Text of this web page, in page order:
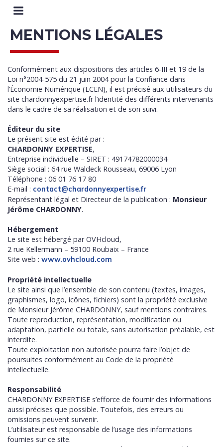
MENTIONS LÉGALES
Conformément aux dispositions des articles 6-III et 19 de la
Loi n°2004-575 du 21 juin 2004 pour la Confiance dans
l’Économie Numérique (LCEN), il est précisé aux utilisateurs du
site chardonnyexpertise.fr l’identité des différents intervenants
dans le cadre de sa réalisation et de son suivi.
Éditeur du site
Le présent site est édité par :
CHARDONNY EXPERTISE,
Entreprise individuelle – SIRET : 49174782000034
Siège social : 64 rue Waldeck Rousseau, 69006 Lyon
Téléphone : 06 01 76 17 80
E-mail : contact@chardonnyexpertise.fr
Représentant légal et Directeur de la publication : Monsieur
Jérôme CHARDONNY.
Hébergement
Le site est hébergé par OVHcloud,
2 rue Kellermann – 59100 Roubaix – France
Site web : www.ovhcloud.com
Propriété intellectuelle
Le site ainsi que l’ensemble de son contenu (textes, images,
graphismes, logo, icônes, fichiers) sont la propriété exclusive
de Monsieur Jérôme CHARDONNY, sauf mentions contraires.
Toute reproduction, représentation, modification ou
adaptation, partielle ou totale, sans autorisation préalable, est
interdite.
Toute exploitation non autorisée pourra faire l’objet de
poursuites conformément au Code de la propriété
intellectuelle.
Responsabilité
CHARDONNY EXPERTISE s’efforce de fournir des informations
aussi précises que possible. Toutefois, des erreurs ou
omissions peuvent survenir.
L’utilisateur est responsable de l’usage des informations
fournies sur ce site.